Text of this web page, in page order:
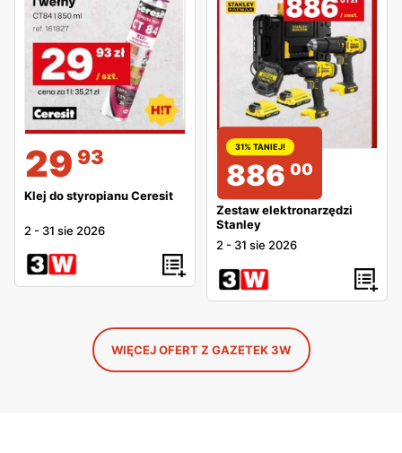
29 93
Klej do styropianu Ceresit
2 - 31 sie 2026
31% TANIEJ!
886 00
Zestaw elektronarzędzi
Stanley
2 - 31 sie 2026
WIĘCEJ OFERT Z GAZETEK 3W